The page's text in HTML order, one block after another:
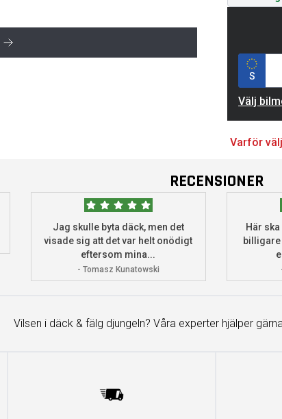
S
Välj
Varför
RECENSIONER
Jag skulle byta däck, men det
visade sig att det var helt onödigt
eftersom mina...
- Tomasz Kunatowski
Här
billigare
Vilsen i däck & fälg djungeln? Våra experter hjälper